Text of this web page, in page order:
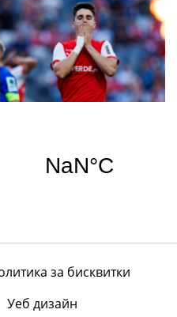
за бисквитки
Уеб дизайн